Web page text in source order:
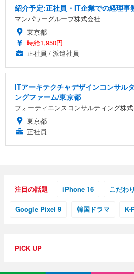
紹介予定:正社員・IT企業での経理事
マンパワーグループ株式会社
東京都
時給1,950円
正社員 / 派遣社員
ITアーキテクチャデザインコンサル
ングファーム/東京都
フォーティエンスコンサルティング株
東京都
正社員
注目の話題 iPhone 16 こだわ
Google Pixel 9 韓国ドラマ K-
PICK UP